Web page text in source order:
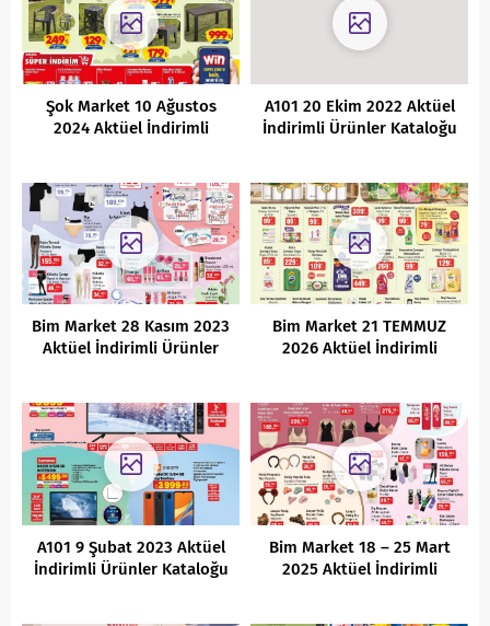
Şok Market 10 Ağustos
2024 Aktüel İndirimli
A101 20 Ekim 2022 Aktüel
İndirimli Ürünler Kataloğu
Bim Market 28 Kasım 2023
Aktüel İndirimli Ürünler
Bim Market 21 TEMMUZ
2026 Aktüel İndirimli
A101 9 Şubat 2023 Aktüel
İndirimli Ürünler Kataloğu
Bim Market 18 – 25 Mart
2025 Aktüel İndirimli